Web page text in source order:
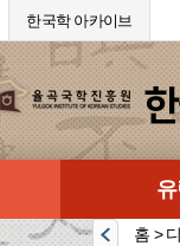
한국학 아카이브
유
홈 >